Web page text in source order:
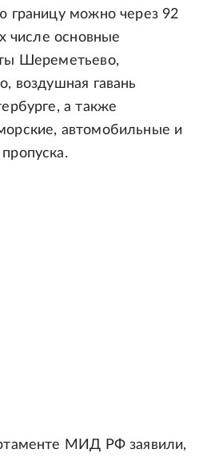
границу можно через 92
числе основные
Шереметьево,
воздушная гавань
а также
автомобильные и
МИД РФ заявили,